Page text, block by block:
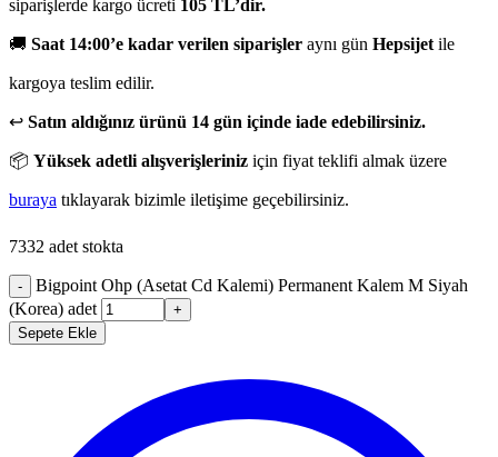
siparişlerde kargo ücreti 105 TL’dir.
🚚 Saat 14:00’e kadar verilen siparişler aynı gün Hepsijet ile
kargoya teslim edilir.
↩️ Satın aldığınız ürünü 14 gün içinde iade edebilirsiniz.
📦 Yüksek adetli alışverişleriniz için fiyat teklifi almak üzere
buraya tıklayarak bizimle iletişime geçebilirsiniz.
7332 adet stokta
-
Bigpoint Ohp (Asetat Cd Kalemi) Permanent Kalem M Siyah
(Korea) adet
+
Sepete Ekle